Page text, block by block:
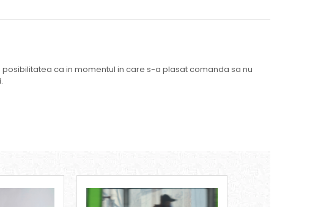
ca in momentul in care s-a plasat comanda sa nu